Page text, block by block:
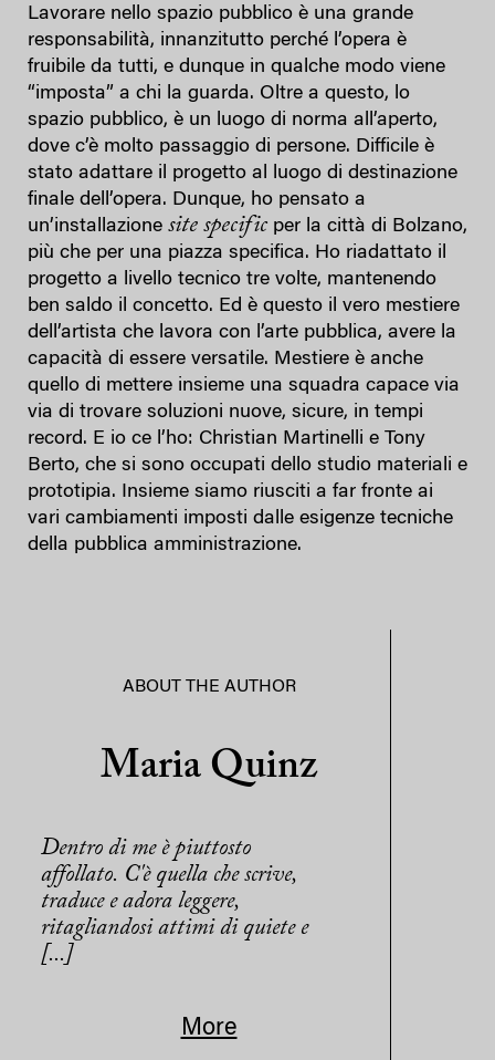
Lavorare nello spazio pubblico è una grande
responsabilità, innanzitutto perché l’opera è
fruibile da tutti, e dunque in qualche modo viene
“imposta” a chi la guarda. Oltre a questo, lo
spazio pubblico, è un luogo di norma all’aperto,
dove c’è molto passaggio di persone. Difficile è
stato adattare il progetto al luogo di destinazione
finale dell’opera. Dunque, ho pensato a
un’installazione site specific per la città di Bolzano,
più che per una piazza specifica. Ho riadattato il
progetto a livello tecnico tre volte, mantenendo
ben saldo il concetto. Ed è questo il vero mestiere
dell’artista che lavora con l’arte pubblica, avere la
capacità di essere versatile. Mestiere è anche
quello di mettere insieme una squadra capace via
via di trovare soluzioni nuove, sicure, in tempi
record. E io ce l’ho: Christian Martinelli e Tony
Berto, che si sono occupati dello studio materiali e
prototipia. Insieme siamo riusciti a far fronte ai
vari cambiamenti imposti dalle esigenze tecniche
della pubblica amministrazione.
ABOUT THE AUTHOR
Maria Quinz
Dentro di me è piuttosto
affollato. C'è quella che scrive,
traduce e adora leggere,
ritagliandosi attimi di quiete e
[...]
More